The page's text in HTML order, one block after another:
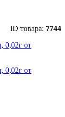
ID товара: 7744